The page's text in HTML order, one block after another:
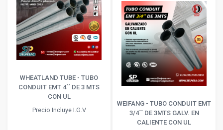
WHEATLAND TUBE - TUBO
CONDUIT EMT 4´´ DE 3 MTS
CON UL
Precio Incluye I.G.V
WEIFANG - TUBO CONDUIT EMT
3/4´´ DE 3MTS GALV. EN
CALIENTE CON UL